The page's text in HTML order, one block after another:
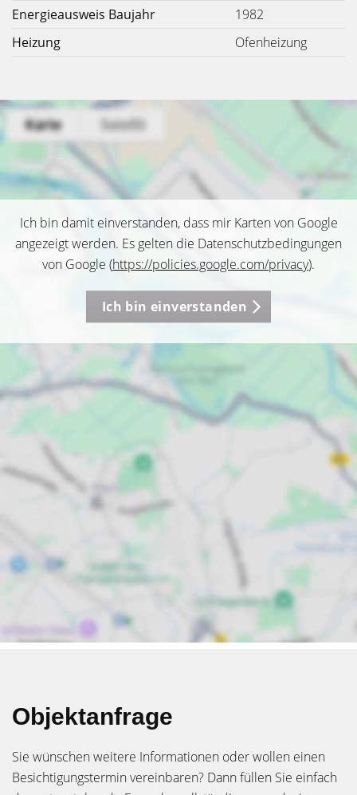
Energieausweis Baujahr
1982
Heizung
Ofenheizung
Ich bin damit einverstanden, dass mir Karten von Google
angezeigt werden. Es gelten die Datenschutzbedingungen
von Google (https://policies.google.com/privacy).
Ich bin einverstanden
Objektanfrage
Sie wünschen weitere Informationen oder wollen einen
Besichtigungstermin vereinbaren? Dann füllen Sie einfach